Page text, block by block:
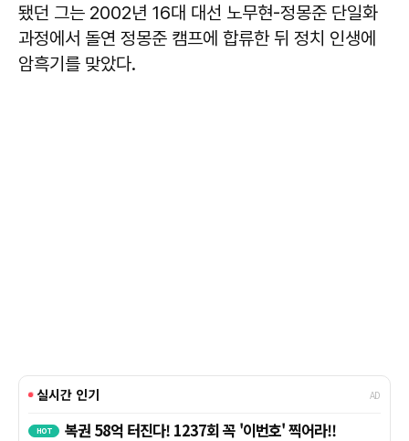
됐던 그는 2002년 16대 대선 노무현-정몽준 단일화
과정에서 돌연 정몽준 캠프에 합류한 뒤 정치 인생에
암흑기를 맞았다.